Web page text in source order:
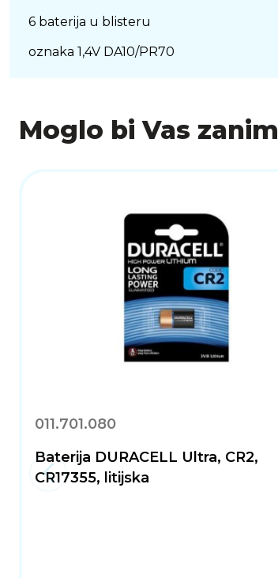
6 baterija u blisteru
oznaka 1,4V DA10/PR70
Moglo bi Vas
011.701.080
Baterija DURACELL Ultra, CR2,
CR17355, litijska